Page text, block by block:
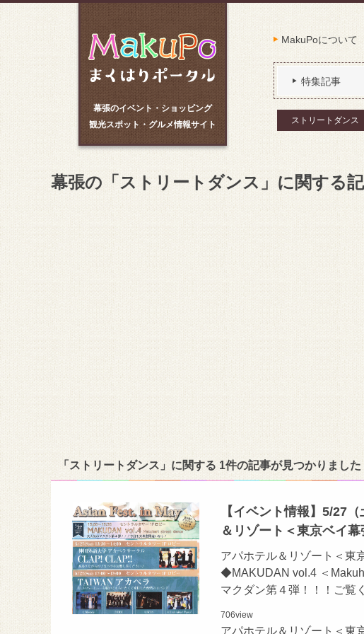
幕張のイベント・ショッピング
観光スポット・グルメ情報サイト
MakuPoについて
特集記事
ストリートダンス
幕張の「ストリートダンス」に関する
「ストリートダンス」に関する 1件の記事が見つかりました
【イベント情報】5/27
＆リゾート＜東京ベイ幕
アパホテル＆リゾート＜東
◆MAKUDAN vol.4 ＜
マクダン第４弾！！！ご覧
706view
アパホテル＆リゾート＜東